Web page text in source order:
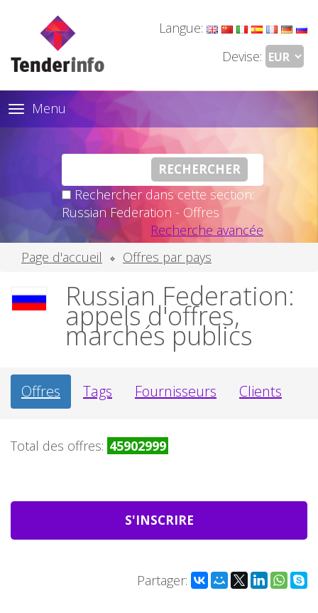
Langue:
Devise:
Toggle
navigation
Menu
Rechercher dans cette section:
Russian Federation - Offres
Recherche avancée
Page d'accueil
Offres par pays
Russian Federation:
appels d'offres,
marchés publics
Offres Tags Fournisseurs Clients
Total des offres: 45902999
S'INSCRIRE
Partager: